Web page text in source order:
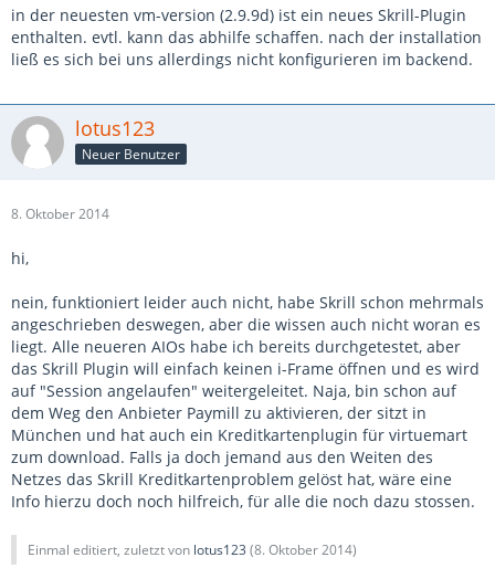
in der neuesten vm-version (2.9.9d) ist ein neues Skrill-Plugin
enthalten. evtl. kann das abhilfe schaffen. nach der installation
ließ es sich bei uns allerdings nicht konfigurieren im backend.
lotus123
Neuer Benutzer
8. Oktober 2014
hi,
nein, funktioniert leider auch nicht, habe Skrill schon mehrmals
angeschrieben deswegen, aber die wissen auch nicht woran es
liegt. Alle neueren AIOs habe ich bereits durchgetestet, aber
das Skrill Plugin will einfach keinen i-Frame öffnen und es wird
auf "Session angelaufen" weitergeleitet. Naja, bin schon auf
dem Weg den Anbieter Paymill zu aktivieren, der sitzt in
München und hat auch ein Kreditkartenplugin für virtuemart
zum download. Falls ja doch jemand aus den Weiten des
Netzes das Skrill Kreditkartenproblem gelöst hat, wäre eine
Info hierzu doch noch hilfreich, für alle die noch dazu stossen.
Einmal editiert, zuletzt von lotus123 (8. Oktober 2014)